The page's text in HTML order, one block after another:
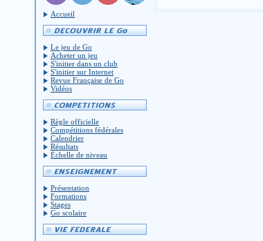
Accueil
Le jeu de Go
Acheter un jeu
S'initier dans un club
S'initier sur Internet
Revue Française de Go
Vidéos
Règle officielle
Compétitions fédérales
Calendrier
Résultats
Échelle de niveau
Présentation
Formations
Stages
Go scolaire